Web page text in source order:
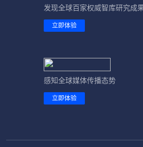
发现全球百家权威智库研究成
立即体验
感知全球媒体传播态势
立即体验